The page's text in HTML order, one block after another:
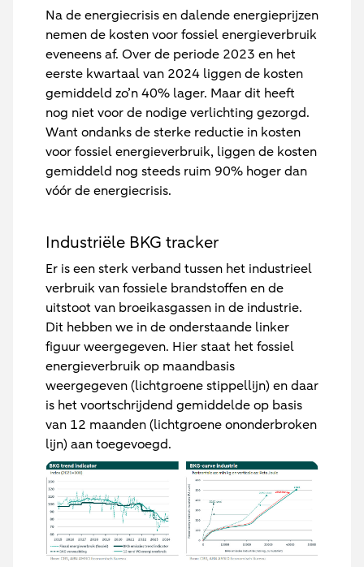
Na de energiecrisis en dalende energieprijzen
nemen de kosten voor fossiel energieverbruik
eveneens af. Over de periode 2023 en het
eerste kwartaal van 2024 liggen de kosten
gemiddeld zo’n 40% lager. Maar dit heeft
nog niet voor de nodige verlichting gezorgd.
Want ondanks de sterke reductie in kosten
voor fossiel energieverbruik, liggen de kosten
gemiddeld nog steeds ruim 90% hoger dan
vóór de energiecrisis.
Industriële BKG tracker
Er is een sterk verband tussen het industrieel
verbruik van fossiele brandstoffen en de
uitstoot van broeikasgassen in de industrie.
Dit hebben we in de onderstaande linker
figuur weergegeven. Hier staat het fossiel
energieverbruik op maandbasis
weergegeven (lichtgroene stippellijn) en daar
is het voortschrijdend gemiddelde op basis
van 12 maanden (lichtgroene ononderbroken
lijn) aan toegevoegd.